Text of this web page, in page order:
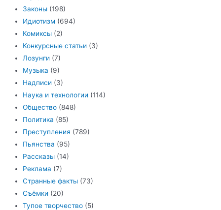
Законы (198)
Идиотизм (694)
Комиксы (2)
Конкурсные статьи (3)
Лозунги (7)
Музыка (9)
Надписи (3)
Наука и технологии (114)
Общество (848)
Политика (85)
Преступления (789)
Пьянства (95)
Рассказы (14)
Реклама (7)
Странные факты (73)
Съёмки (20)
Тупое творчество (5)